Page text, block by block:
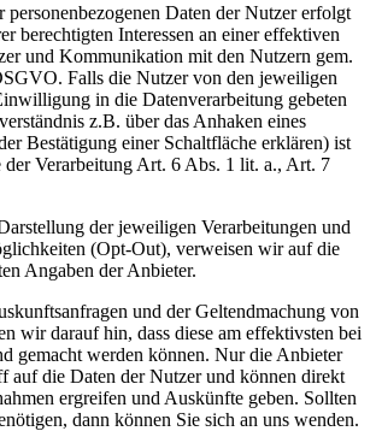
personenbezogenen Daten der Nutzer erfolgt
berechtigten Interessen an einer effektiven
und Kommunikation mit den Nutzern gem.
Falls die Nutzer von den jeweiligen
in die Datenverarbeitung gebeten
z.B. über das Anhaken eines
Bestätigung einer Schaltfläche erklären) ist
der Verarbeitung Art. 6 Abs. 1 lit. a., Art. 7
der jeweiligen Verarbeitungen und
(Opt-Out), verweisen wir auf die
Angaben der Anbieter.
und der Geltendmachung von
wir darauf hin, dass diese am effektivsten bei
gemacht werden können. Nur die Anbieter
auf die Daten der Nutzer und können direkt
ergreifen und Auskünfte geben. Sollten
dann können Sie sich an uns wenden.